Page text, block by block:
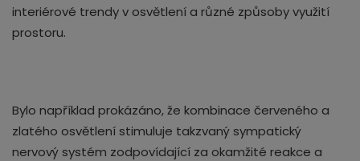
interiérové trendy v osvětlení a různé způsoby využití
prostoru.
Bylo například prokázáno, že kombinace červeného a
zlatého osvětlení stimuluje takzvaný sympatický
nervový systém zodpovídající za okamžité reakce a